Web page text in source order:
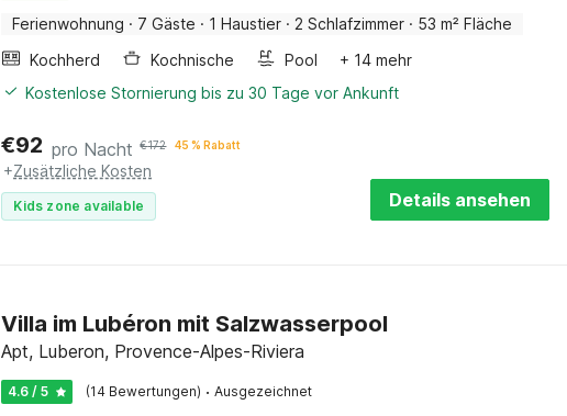
Ferienwohnung · 7 Gäste · 1 Haustier · 2 Schlafzimmer · 53 m² Fläche
Kochherd
Kochnische Pool
+ 14 mehr
Kostenlose Stornierung bis zu 30 Tage vor Ankunft
€92 pro Nacht €172 45 % Rabatt
+Zusätzliche Kosten
Kids zone available Details ansehen
Villa im Lubéron mit Salzwasserpool
Apt, Luberon, Provence-Alpes-Riviera
4.6 / 5 (14 Bewertungen) · Ausgezeichnet